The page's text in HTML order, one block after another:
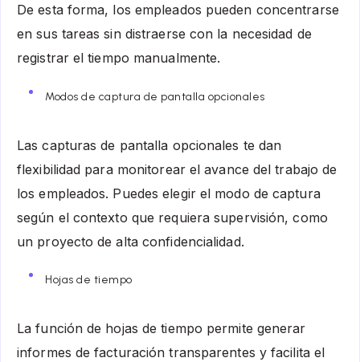
De esta forma, los empleados pueden concentrarse
en sus tareas sin distraerse con la necesidad de
registrar el tiempo manualmente.
Modos de captura de pantalla opcionales
Las capturas de pantalla opcionales te dan
flexibilidad para monitorear el avance del trabajo de
los empleados. Puedes elegir el modo de captura
según el contexto que requiera supervisión, como
un proyecto de alta confidencialidad.
Hojas de tiempo
La función de hojas de tiempo permite generar
informes de facturación transparentes y facilita el